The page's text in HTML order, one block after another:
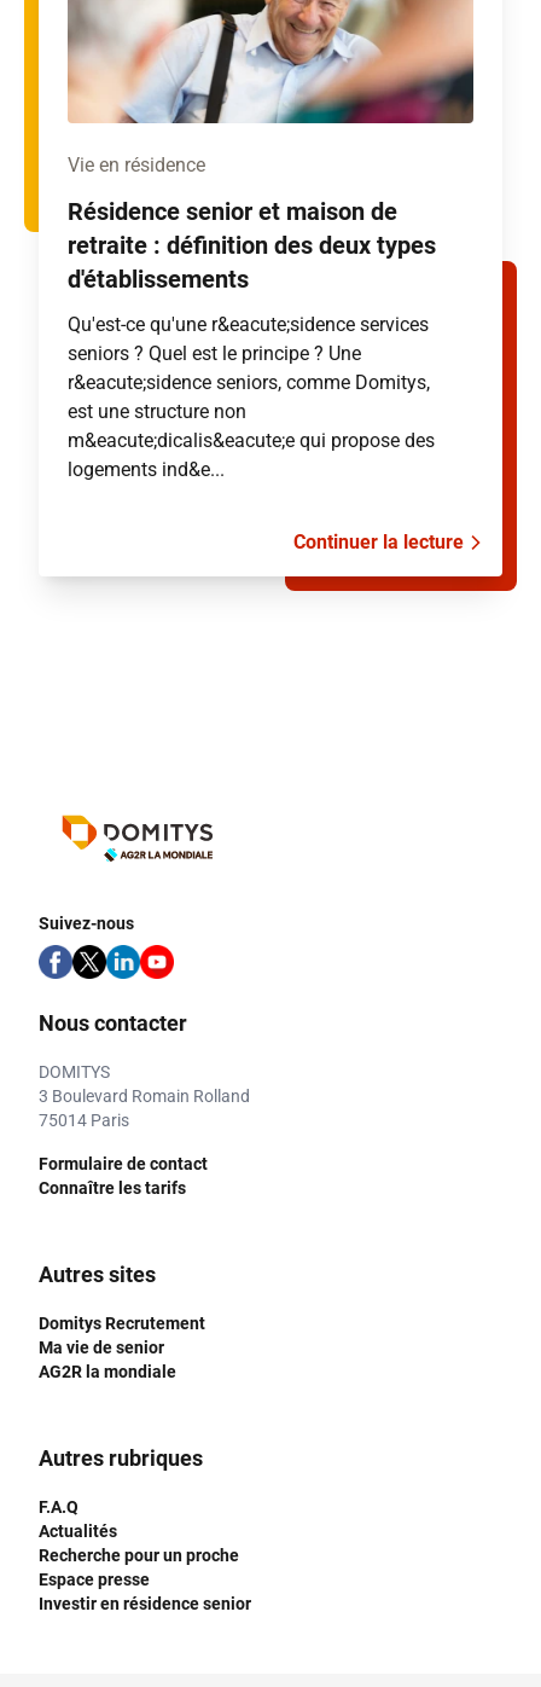
Vie en résidence
Résidence senior et maison de
retraite : définition des deux types
d'établissements
Qu'est-ce qu'une r&eacute;sidence services
seniors ? Quel est le principe ? Une
r&eacute;sidence seniors, comme Domitys,
est une structure non
m&eacute;dicalis&eacute;e qui propose des
logements ind&e...
Continuer la lecture
Suivez-nous
Nous contacter
DOMITYS
3 Boulevard Romain Rolland
75014 Paris
Formulaire de contact
Connaître les tarifs
Autres sites
Domitys Recrutement
Ma vie de senior
AG2R la mondiale
Autres rubriques
F.A.Q
Actualités
Recherche pour un proche
Espace presse
Investir en résidence senior